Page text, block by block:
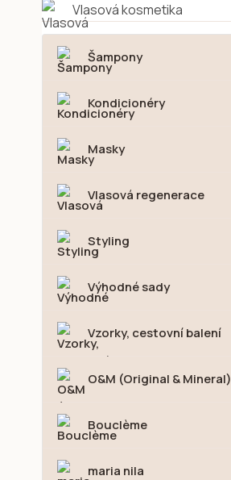
Vlasová kosmetika
Šampony
Kondicionéry
Masky
Vlasová regenerace
Styling
Výhodné sady
Vzorky, cestovní balení
O&M (Original & Mineral)
Bouclème
maria nila